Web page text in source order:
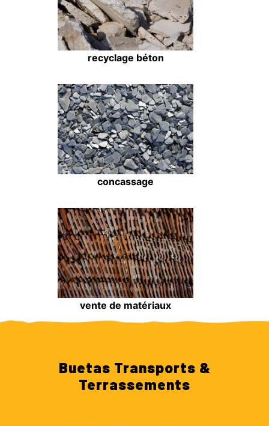
recyclage béton
concassage
vente de matériaux
Buetas Transports &
Terrassements